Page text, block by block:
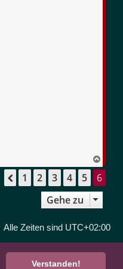
Verstanden!
a
h
o
e
Vorherige
1 2 3 4 5 6
Gehe zu
Alle Zeiten sind UTC+02:00